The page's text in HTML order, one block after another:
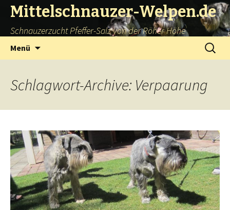
Mittelschnauzer-Welpen.de
Schnauzerzucht Pfeffer-Salz von der Röher Höhe
Menü
Suchen
nach:
Schlagwort-Archive: Verpaarung